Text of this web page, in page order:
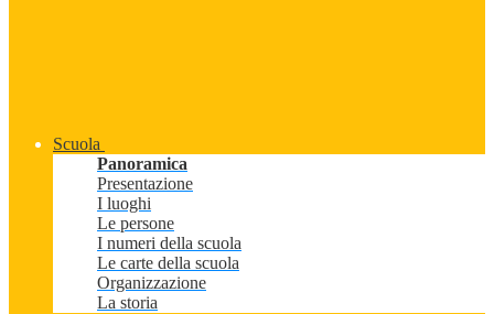
Scuola
Panoramica
Presentazione
I luoghi
Le persone
I numeri della scuola
Le carte della scuola
Organizzazione
La storia